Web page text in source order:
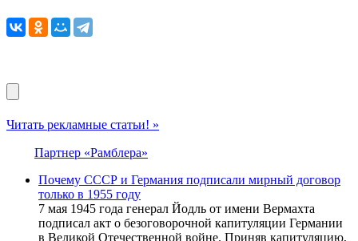
Читать рекламные статьи! »
Партнер «Рамблера»
Почему СССР и Германия подписали мирный договор
только в 1955 году
7 мая 1945 года генерал Йодль от имени Вермахта
подписал акт о безоговорочной капитуляции Германии
в Великой Отечественной войне. Приняв капитуляцию,